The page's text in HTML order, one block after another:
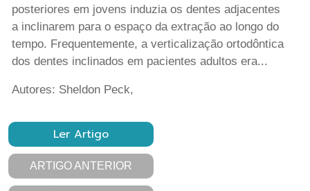
posteriores em jovens induzia os dentes adjacentes
a inclinarem para o espaço da extração ao longo do
tempo. Frequentemente, a verticalização ortodôntica
dos dentes inclinados em pacientes adultos era...
Autores: Sheldon Peck,
Ler Artigo
ARTIGO ANTERIOR